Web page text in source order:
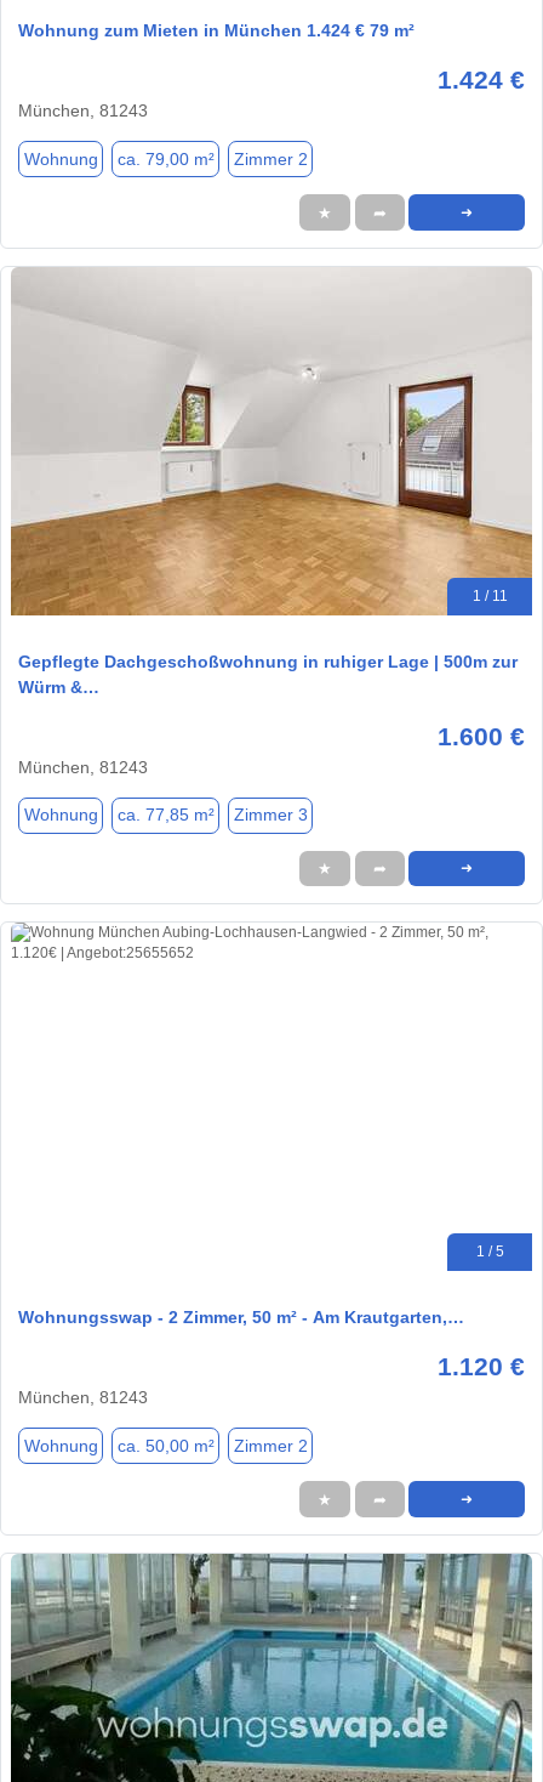
Wohnung zum Mieten in München 1.424 € 79 m²
1.424 €
München, 81243
Wohnung ca. 79,00 m² Zimmer 2
★ ➦ ➜
1 / 11
Gepflegte Dachgeschoßwohnung in ruhiger Lage | 500m zur
Würm &…
1.600 €
München, 81243
Wohnung ca. 77,85 m² Zimmer 3
★ ➦ ➜
1 / 5
Wohnungsswap - 2 Zimmer, 50 m² - Am Krautgarten,…
1.120 €
München, 81243
Wohnung ca. 50,00 m² Zimmer 2
★ ➦ ➜